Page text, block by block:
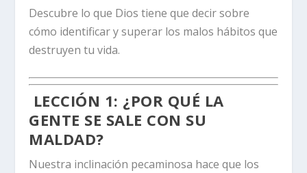
Descubre lo que Dios tiene que decir sobre
cómo identificar y superar los malos hábitos que
destruyen tu vida.
LECCIÓN 1: ¿POR QUÉ LA
GENTE SE SALE CON SU
MALDAD?
Nuestra inclinación pecaminosa hace que los